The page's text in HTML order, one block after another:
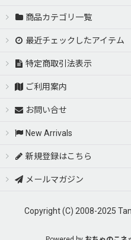
商品カテゴリ一覧
最近チェックしたアイテム
特定商取引法表示
ご利用案内
お問い合せ
New Arrivals
新規登録はこちら
メールマガジン
Copyright (C) 2008-2025